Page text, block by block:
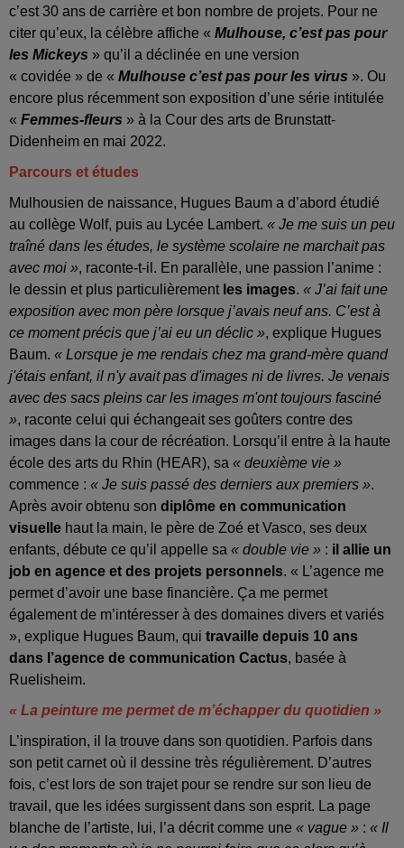
c’est 30 ans de carrière et bon nombre de projets. Pour ne
citer qu’eux, la célèbre affiche « Mulhouse, c’est pas pour
les Mickeys » qu’il a déclinée en une version
« covidée » de « Mulhouse c’est pas pour les virus ». Ou
encore plus récemment son exposition d’une série intitulée
« Femmes-fleurs » à la Cour des arts de Brunstatt-
Didenheim en mai 2022.
Parcours et études
Mulhousien de naissance, Hugues Baum a d’abord étudié
au collège Wolf, puis au Lycée Lambert. « Je me suis un peu
traîné dans les études, le système scolaire ne marchait pas
avec moi », raconte-t-il. En parallèle, une passion l’anime :
le dessin et plus particulièrement les images. « J’ai fait une
exposition avec mon père lorsque j’avais neuf ans. C’est à
ce moment précis que j’ai eu un déclic », explique Hugues
Baum. « Lorsque je me rendais chez ma grand-mère quand
j'étais enfant, il n'y avait pas d'images ni de livres. Je venais
avec des sacs pleins car les images m'ont toujours fasciné
», raconte celui qui échangeait ses goûters contre des
images dans la cour de récréation. Lorsqu’il entre à la haute
école des arts du Rhin (HEAR), sa « deuxième vie »
commence : « Je suis passé des derniers aux premiers ».
Après avoir obtenu son diplôme en communication
visuelle haut la main, le père de Zoé et Vasco, ses deux
enfants, débute ce qu’il appelle sa « double vie » : il allie un
job en agence et des projets personnels. « L’agence me
permet d’avoir une base financière. Ça me permet
également de m’intéresser à des domaines divers et variés
», explique Hugues Baum, qui travaille depuis 10 ans
dans l’agence de communication Cactus, basée à
Ruelisheim.
« La peinture me permet de m’échapper du quotidien »
L’inspiration, il la trouve dans son quotidien. Parfois dans
son petit carnet où il dessine très régulièrement. D’autres
fois, c’est lors de son trajet pour se rendre sur son lieu de
travail, que les idées surgissent dans son esprit. La page
blanche de l’artiste, lui, l’a décrit comme une « vague » : « Il